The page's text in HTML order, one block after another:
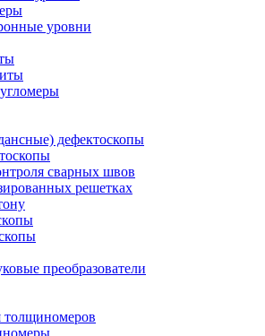
уровни
дефектоскопы
сварных швов
решетках
преобразователи
толщиномеров